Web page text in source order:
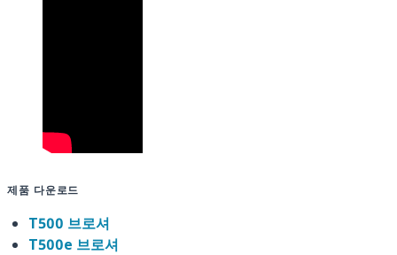
제품 다운로드
T500 브로셔
T500e 브로셔